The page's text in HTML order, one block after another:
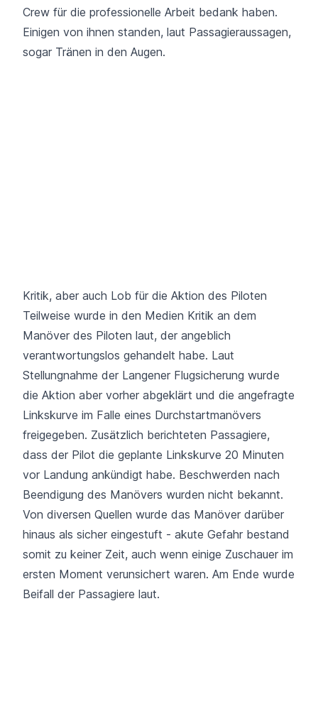
Crew für die professionelle Arbeit bedank haben.
Einigen von ihnen standen, laut Passagieraussagen,
sogar Tränen in den Augen.
Kritik, aber auch Lob für die Aktion des Piloten
Teilweise wurde in den Medien Kritik an dem
Manöver des Piloten laut, der angeblich
verantwortungslos gehandelt habe. Laut
Stellungnahme der Langener Flugsicherung wurde
die Aktion aber vorher abgeklärt und die angefragte
Linkskurve im Falle eines Durchstartmanövers
freigegeben. Zusätzlich berichteten Passagiere,
dass der Pilot die geplante Linkskurve 20 Minuten
vor Landung ankündigt habe. Beschwerden nach
Beendigung des Manövers wurden nicht bekannt.
Von diversen Quellen wurde das Manöver darüber
hinaus als sicher eingestuft - akute Gefahr bestand
somit zu keiner Zeit, auch wenn einige Zuschauer im
ersten Moment verunsichert waren. Am Ende wurde
Beifall der Passagiere laut.